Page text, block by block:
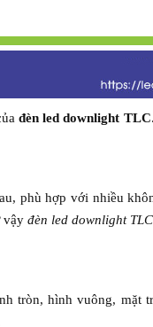
đèn led downlight TLC
phù hợp với nhiều
vậy đèn led downlight TLC
tròn, hình vuông, mặt